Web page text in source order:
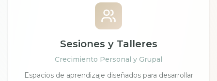
Sesiones y Talleres
Crecimiento Personal y Grupal
Espacios de aprendizaje diseñados para desarrollar